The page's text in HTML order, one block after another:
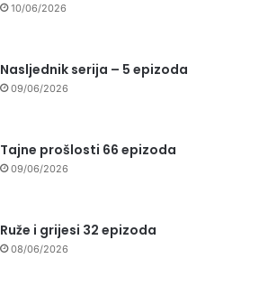
10/06/2026
Nasljednik serija – 5 epizoda
09/06/2026
Tajne prošlosti 66 epizoda
09/06/2026
Ruže i grijesi 32 epizoda
08/06/2026